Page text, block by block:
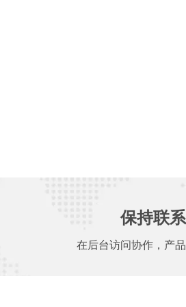
保持联系
在后台访问协作，产品